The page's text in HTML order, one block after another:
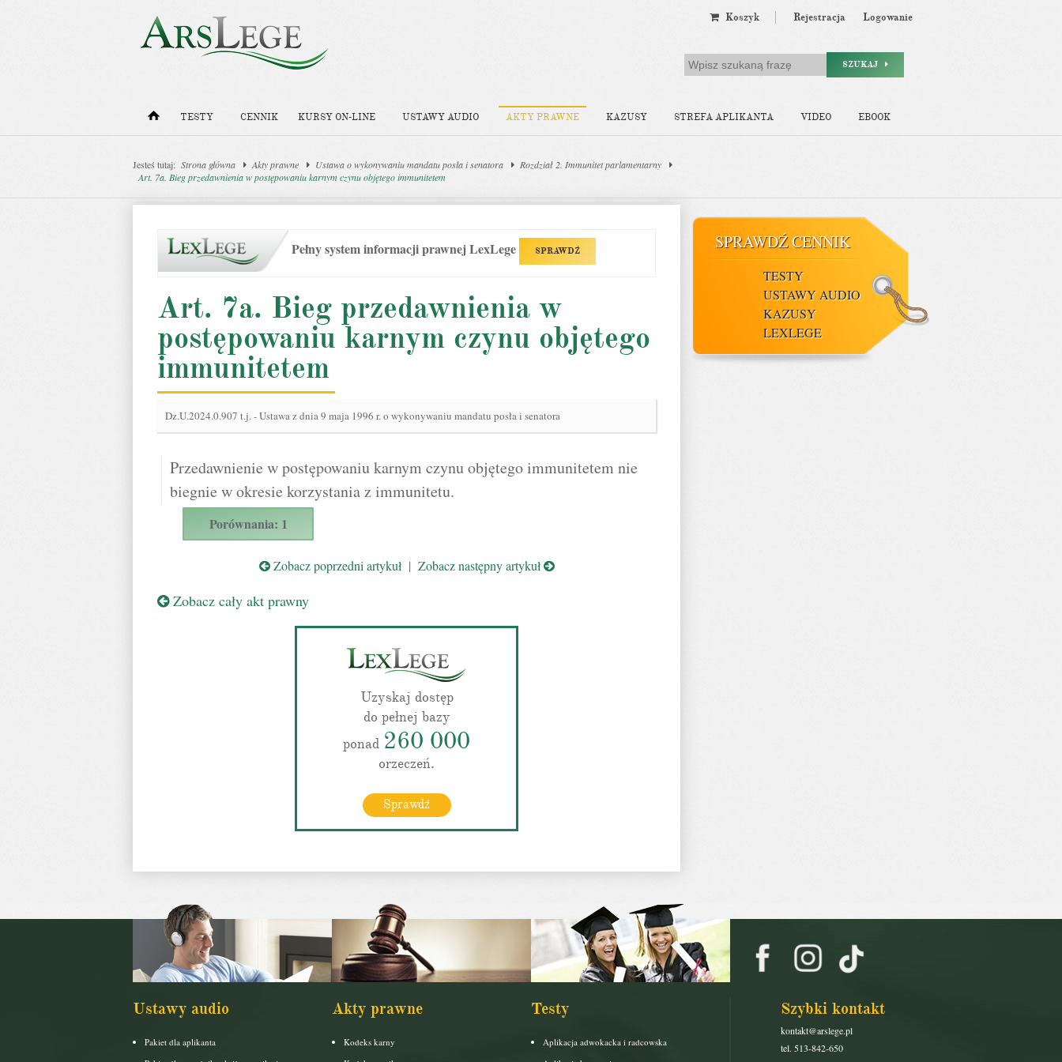
Koszyk Rejestracja Logowanie
SZUKAJ
TESTY CENNIK KURSY ON-LINE USTAWY AUDIO AKTY PRAWNE KAZUSY STREFA APLIKANTA VIDEO EBOOK
Jesteś tutaj: Strona główna Akty prawne Ustawa o wykonywaniu mandatu posła i senatora
Rozdział 2. Immunitet parlamentarny
Art. 7a. Bieg przedawnienia w postępowaniu karnym czynu objętego immunitetem
Pełny system informacji prawnej LexLege SPRAWDŹ
Art. 7a. Bieg przedawnienia w
postępowaniu karnym czynu objętego
immunitetem
Dz.U.2024.0.907 t.j.-Ustawa z dnia 9 maja 1996 r. o wykonywaniu mandatu posła i senatora
Przedawnienie w postępowaniu karnym czynu objętego immunitetem nie
biegnie w okresie korzystania z immunitetu.
Porównania: 1
Zobacz poprzedni artykuł| Zobacz następny artykuł
Zobacz cały akt prawny
Uzyskaj dostęp
do pełnej bazy
ponad 260 000
orzeczeń.
Sprawdź
SPRAWDŹ CENNIK
TESTY
USTAWY AUDIO
KAZUSY
LEXLEGE
Ustawy audio
Pakiet dla aplikanta
Akty prawne
Kodeks karny
Testy
Aplikacja adwokacka i radcowska
Szybki kontakt
kontakt@arslege.pl
tel. 513-842-650